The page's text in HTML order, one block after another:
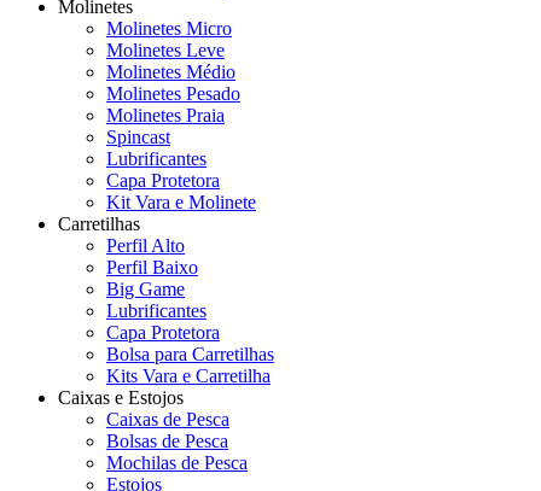
Molinetes
Molinetes Micro
Molinetes Leve
Molinetes Médio
Molinetes Pesado
Molinetes Praia
Spincast
Lubrificantes
Capa Protetora
Kit Vara e Molinete
Carretilhas
Perfil Alto
Perfil Baixo
Big Game
Lubrificantes
Capa Protetora
Bolsa para Carretilhas
Kits Vara e Carretilha
Caixas e Estojos
Caixas de Pesca
Bolsas de Pesca
Mochilas de Pesca
Estojos